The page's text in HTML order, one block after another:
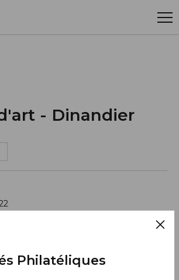
principal
- Dinandier
Philatéliques